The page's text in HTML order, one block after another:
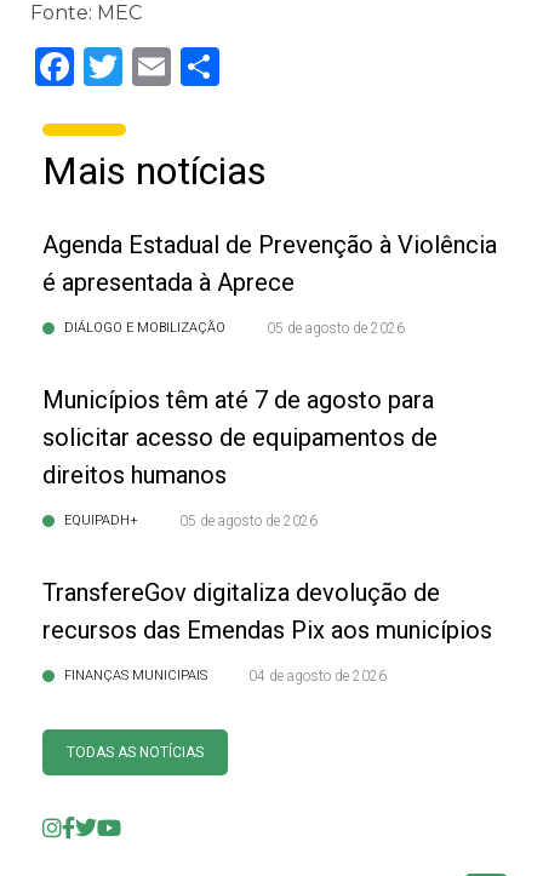
Fonte: MEC
Facebook
Twitter
Email
Mais notícias
Agenda Estadual de Prevenção à Violência
é apresentada à Aprece
DIÁLOGO E MOBILIZAÇÃO 05 de agosto de 2026
Municípios têm até 7 de agosto para
solicitar acesso de equipamentos de
direitos humanos
EQUIPADH+ 05 de agosto de 2026
TransfereGov digitaliza devolução de
recursos das Emendas Pix aos municípios
FINANÇAS MUNICIPAIS 04 de agosto de 2026
TODAS AS NOTÍCIAS